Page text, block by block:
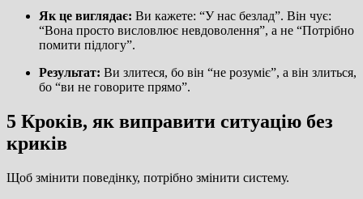
Як це виглядає: Ви кажете: “У нас безлад”. Він чує:
“Вона просто висловлює невдоволення”, а не “Потрібно
помити підлогу”.
Результат: Ви злитеся, бо він “не розуміє”, а він злиться,
бо “ви не говорите прямо”.
5 Кроків, як виправити ситуацію без
криків
Щоб змінити поведінку, потрібно змінити систему.